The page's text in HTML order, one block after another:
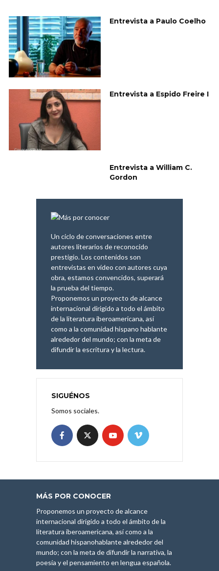
Entrevista a Paulo Coelho
Entrevista a Espido Freire I
Entrevista a William C.
Gordon
Un ciclo de conversaciones entre
autores literarios de reconocido
prestigio. Los contenidos son
entrevistas en vídeo con autores cuya
obra, estamos convencidos, superará
la prueba del tiempo.
Proponemos un proyecto de alcance
internacional dirigido a todo el ámbito
de la literatura iberoamericana, así
como a la comunidad hispano hablante
alrededor del mundo; con la meta de
difundir la escritura y la lectura.
SIGUÉNOS
Somos sociales.
MÁS POR CONOCER
Proponemos un proyecto de alcance
internacional dirigido a todo el ámbito de la
literatura iberoamericana, así como a la
comunidad hispanohablante alrededor del
mundo; con la meta de difundir la narrativa, la
poesía y el pensamiento en lengua española.